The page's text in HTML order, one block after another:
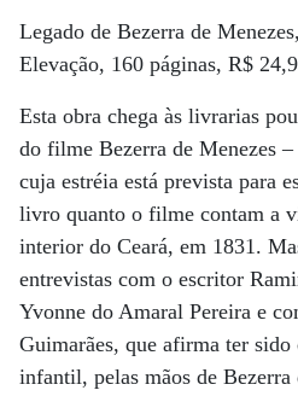
Legado de Bezerra de
Elevação, 160 páginas, R$
Esta obra chega às livrarias
do filme Bezerra de Menezes
cuja estréia está prevista para
livro quanto o filme contam a
interior do Ceará, em 1831.
entrevistas com o escritor
Yvonne do Amaral Pereira e
Guimarães, que afirma ter sido
infantil, pelas mãos de Bezerra